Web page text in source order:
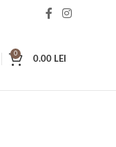
0
0.00 LEI